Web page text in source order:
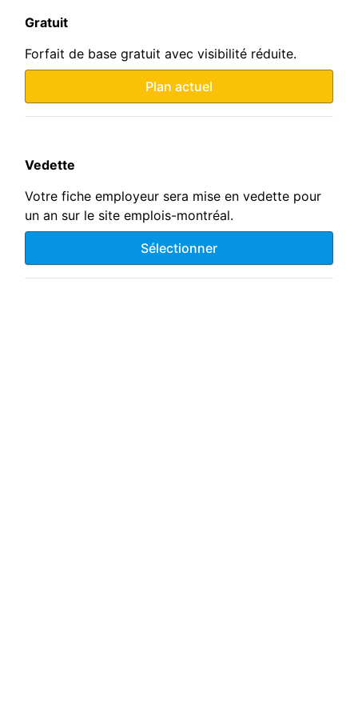
Gratuit
Forfait de base gratuit avec visibilité réduite.
Plan actuel
Vedette
Votre fiche employeur sera mise en vedette pour
un an sur le site emplois-montréal.
Sélectionner